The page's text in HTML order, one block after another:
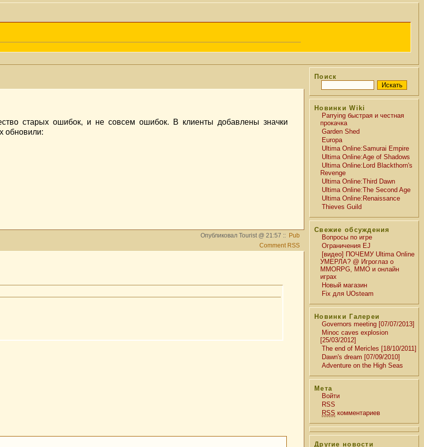
Поиск
Новинки Wiki
Parrying быстрая и честная
прокачка
Garden Shed
Europa
Ultima Online:Samurai Empire
Ultima Online:Age of Shadows
Ultima Online:Lord Blackthorn's
Revenge
Ultima Online:Third Dawn
Ultima Online:The Second Age
Ultima Online:Renaissance
Thieves Guild
Свежие обсуждения
Вопросы по игре
Ограничения EJ
[видео] ПОЧЕМУ Ultima Online
УМЕРЛА? @ Игроглаз о
MMORPG, MMO и онлайн
играх
Новый магазин
Fix для UOsteam
Новинки Галереи
Governors meeting [07/07/2013]
Minoc caves explosion
[25/03/2012]
The end of Mericles [18/10/2011]
Dawn's dream [07/09/2010]
Adventure on the High Seas
Мета
Войти
RSS
RSS комментариев
Другие новости
старых ошибок, и не совсем ошибок. В клиенты добавлены значки
обновили:
Опубликовал Tourist @ 21:57 :: Pub
Comment RSS